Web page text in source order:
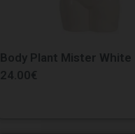
Body Plant Mister White
24.00€